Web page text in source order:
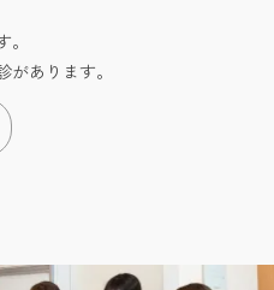
あります。